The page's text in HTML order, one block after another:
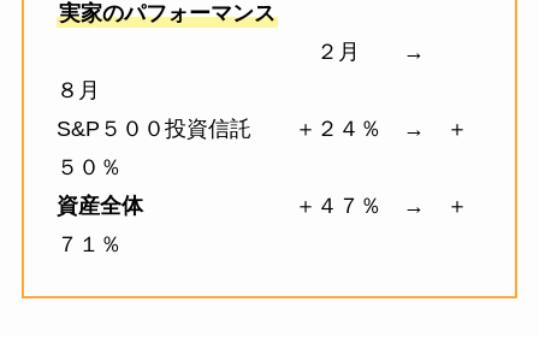
実家のパフォーマンス
２月 →
８月
S&P５００投資信託 ＋２４％ → ＋
５０％
資産全体＋４７％ → ＋
７１％